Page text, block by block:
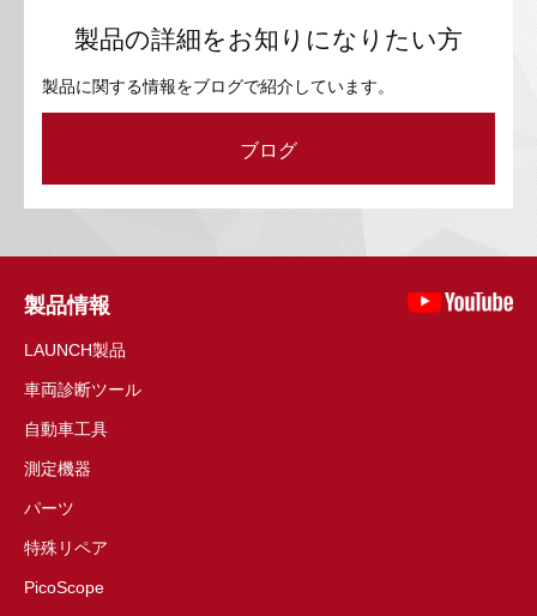
製品の詳細をお知りになりたい方
製品に関する情報をブログで紹介しています。
ブログ
製品情報
LAUNCH製品
車両診断ツール
自動車工具
測定機器
パーツ
特殊リペア
PicoScope